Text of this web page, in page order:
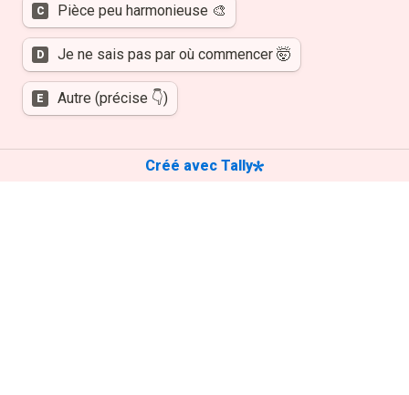
C Pièce peu harmonieuse 🎨
D Je ne sais pas par où commencer 🤯
E Autre (précise 👇)
Créé avec Tally